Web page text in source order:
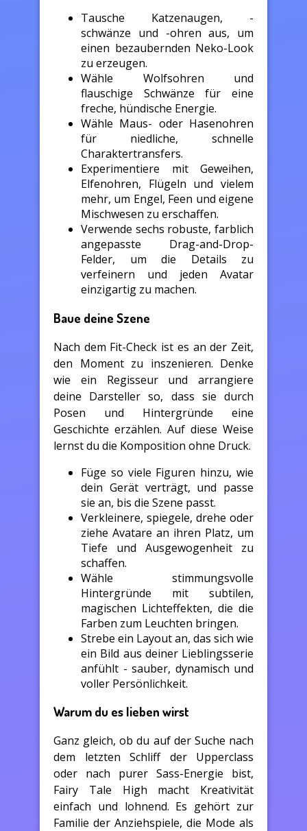
Tausche Katzenaugen, -
schwänze und -ohren aus, um
einen bezaubernden Neko-Look
zu erzeugen.
Wähle Wolfsohren und
flauschige Schwänze für eine
freche, hündische Energie.
Wähle Maus- oder Hasenohren
für niedliche, schnelle
Charaktertransfers.
Experimentiere mit Geweihen,
Elfenohren, Flügeln und vielem
mehr, um Engel, Feen und eigene
Mischwesen zu erschaffen.
Verwende sechs robuste, farblich
angepasste Drag-and-Drop-
Felder, um die Details zu
verfeinern und jeden Avatar
einzigartig zu machen.
Baue deine Szene
Nach dem Fit-Check ist es an der Zeit,
den Moment zu inszenieren. Denke
wie ein Regisseur und arrangiere
deine Darsteller so, dass sie durch
Posen und Hintergründe eine
Geschichte erzählen. Auf diese Weise
lernst du die Komposition ohne Druck.
Füge so viele Figuren hinzu, wie
dein Gerät verträgt, und passe
sie an, bis die Szene passt.
Verkleinere, spiegele, drehe oder
ziehe Avatare an ihren Platz, um
Tiefe und Ausgewogenheit zu
schaffen.
Wähle stimmungsvolle
Hintergründe mit subtilen,
magischen Lichteffekten, die die
Farben zum Leuchten bringen.
Strebe ein Layout an, das sich wie
ein Bild aus deiner Lieblingsserie
anfühlt - sauber, dynamisch und
voller Persönlichkeit.
Warum du es lieben wirst
Ganz gleich, ob du auf der Suche nach
dem letzten Schliff der Upperclass
oder nach purer Sass-Energie bist,
Fairy Tale High macht Kreativität
einfach und lohnend. Es gehört zur
Familie der Anziehspiele, die Mode als